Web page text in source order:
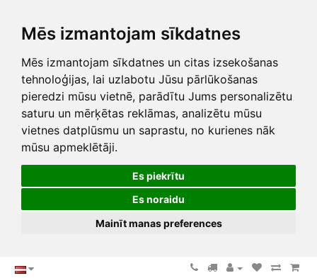
Mēs izmantojam sīkdatnes
Mēs izmantojam sīkdatnes un citas izsekošanas
tehnoloģijas, lai uzlabotu Jūsu pārlūkošanas
pieredzi mūsu vietnē, parādītu Jums personalizētu
saturu un mērķētas reklāmas, analizētu mūsu
vietnes datplūsmu un saprastu, no kurienes nāk
mūsu apmeklētāji.
Es piekrītu
Es noraidu
Mainīt manas preferences